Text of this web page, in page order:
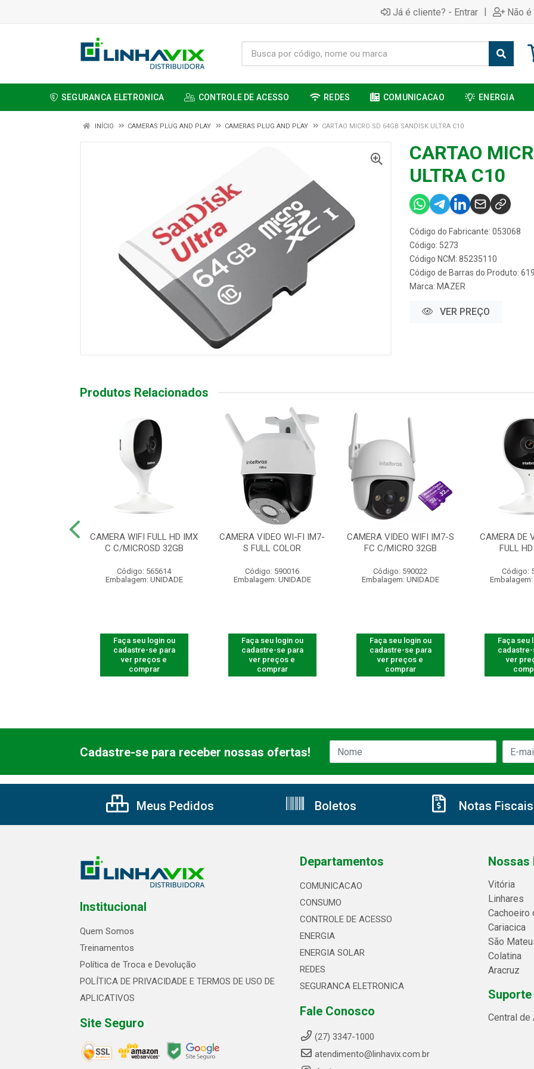
Já é cliente? - Entrar | Não
SEGURANCA ELETRONICA CONTROLE DE ACESSO REDES COMUNICACAO ENERGIA
INÍCIO CAMERAS PLUG AND PLAY CAMERAS PLUG AND PLAY CARTAO MICRO SD 64GB SANDISK ULTRA C10
CARTAO
ULTRA C10
Código do Fabricante: 053068
Código: 5273
Código NCM: 85235110
Código de Barras do Produto:
Marca: MAZER
VER PREÇO
Produtos Relacionados
CAMERA WIFI FULL HD IMX
C C/MICROSD 32GB
Código: 565614
Embalagem: UNIDADE
Faça seu login ou
cadastre-se para
ver preços e
comprar
CAMERA VIDEO WI-FI IM7-
S FULL COLOR
Código: 590016
Embalagem: UNIDADE
Faça seu login ou
cadastre-se para
ver preços e
comprar
CAMERA VIDEO WIFI IM7-S
FC C/MICRO 32GB
Código: 590022
Embalagem: UNIDADE
Faça seu login ou
cadastre-se para
ver preços e
comprar
CAMERA DE
FULL
Código:
Embalagem:
Faça seu
ver
Cadastre-se para receber nossas ofertas!
Meus Pedidos Boletos Notas Fiscais
Institucional
Quem Somos
Treinamentos
Política de Troca e Devolução
POLÍTICA DE PRIVACIDADE E TERMOS DE USO DE
APLICATIVOS
Site Seguro
Departamentos
COMUNICACAO
CONSUMO
CONTROLE DE ACESSO
ENERGIA
ENERGIA SOLAR
REDES
SEGURANCA ELETRONICA
Fale Conosco
(27) 3347-1000
atendimento@linhavix.com.br
Nossas
Vitória
Linhares
Cachoeiro
Cariacica
São
Colatina
Aracruz
Central de